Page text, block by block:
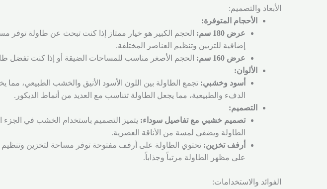
الأبعاد والتصميم:
الأحجام المتوفرة:
عرض 180 سم:
الحجم الكبير هو خيار ممتاز إذا كنت تبحث عن طاولة توفر
إضافية للتزيين وتنظيم العناصر المختلفة.
عرض 160 سم:
الحجم الأصغر مناسب للمساحات الضيقة أو إذا كنت تفضل
الألوان:
أسود وخشبي: تجمع الطاولة بين اللون الأسود الأنيق والخشب الطبيعي،
الدفء والطبيعية، مما يجعل الطاولة تتناسب مع العديد من أنماط الديكور.
التصميم:
تصميم خشبي مع تفاصيل سوداء: يتميز التصميم باستخدام الخشب في الجزء
الطاولة ويضفي لمسة من الأناقة العصرية.
أرفف تخزين:
على مظهر الطاولة مرتباً وجذاباً.
الفوائد والاستخدامات: